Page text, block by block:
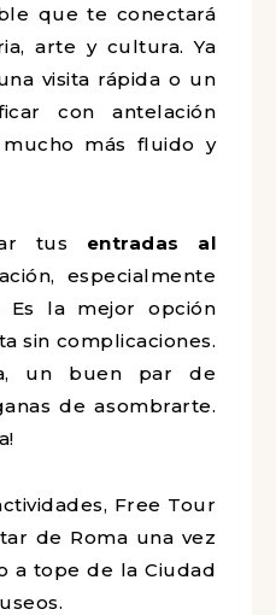
que te conectará
arte y cultura. Ya
visita rápida o un
con antelación
más fluido y
tus entradas al
especialmente
Es la mejor opción
sin complicaciones.
un buen par de
de asombrarte.
Free Tour
de Roma una vez
a tope de la Ciudad